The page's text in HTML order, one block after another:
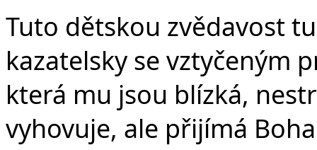
Tuto dětskou zvědavost
kazatelsky se vztyčeným
která mu jsou blízká,
vyhovuje, ale přijímá